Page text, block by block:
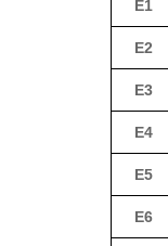
E1
E2
E3
E4
E5
E6